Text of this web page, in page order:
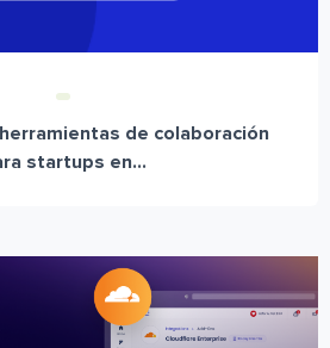
de colaboración
startups en...